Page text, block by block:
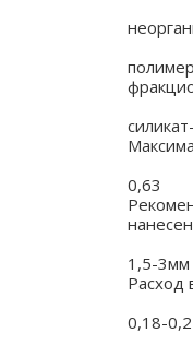
0,63
1,5-3мм
Расход
0,18-0,2